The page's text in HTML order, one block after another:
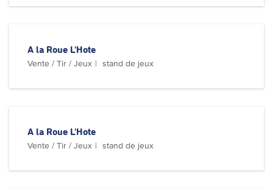
A la Roue L'Hote
Vente / Tir / Jeux stand de jeux
A la Roue L'Hote
Vente / Tir / Jeux stand de jeux